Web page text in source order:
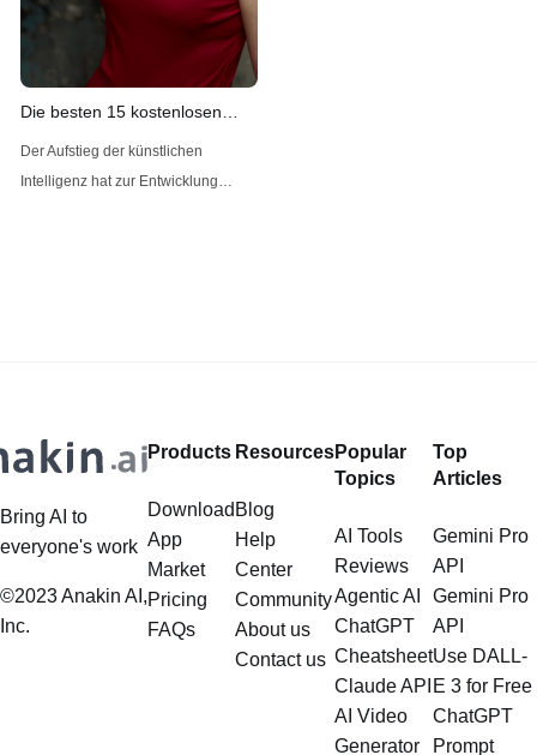
Die besten 15 kostenlosen
Undress-AI-Bewertungen
Der Aufstieg der künstlichen
Intelligenz hat zur Entwicklung
AI Werkzeuge Aufmerksamkeit
Bring AI to
everyone's work
©2023 Anakin AI,
Inc.
Products
Download
App
Market
Pricing
FAQs
Resources
Blog
Help
Center
Community
About us
Contact us
Popular
Topics
AI Tools
Reviews
Agentic AI
ChatGPT
Cheatsheet
Claude API
AI Video
Generator
Top
Articles
Gemini Pro
API
Gemini Pro
API
Use DALL-
E 3 for Free
ChatGPT
Prompt